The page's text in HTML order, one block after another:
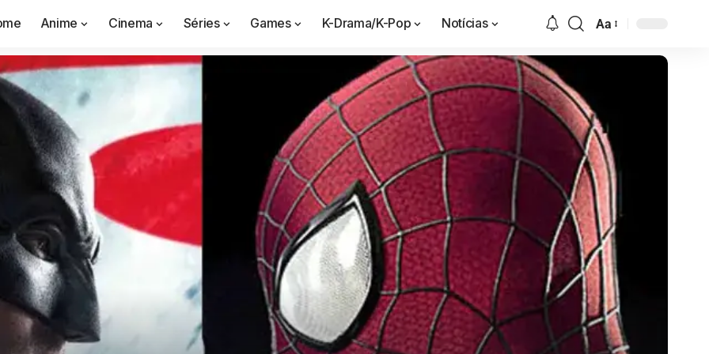
Anime Cinema Séries Games K-Drama/K-Pop Notícias Aa